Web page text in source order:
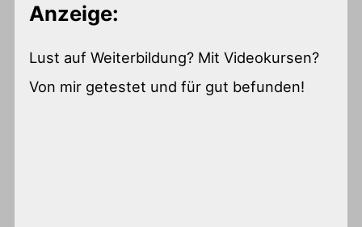
Anzeige:
Lust auf Weiterbildung? Mit Videokursen?
Von mir getestet und für gut befunden!